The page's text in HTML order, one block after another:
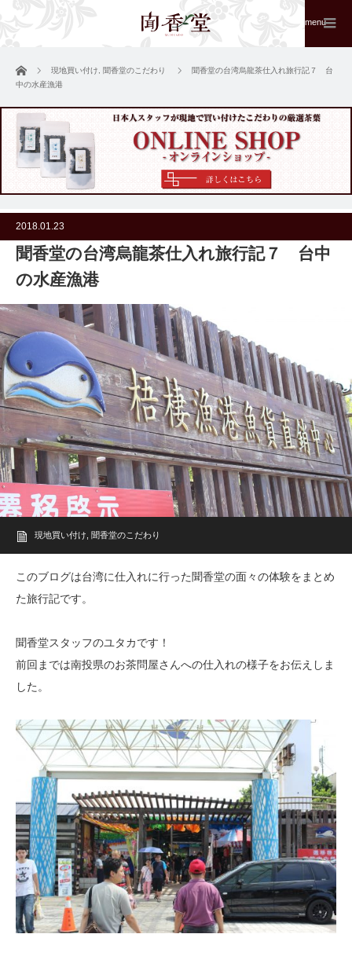
menu
ホーム 現地買い付け 聞香堂のこだわり
聞香堂の台湾烏龍茶仕入れ旅行記７ 台
中の水産漁港
2018.01.23
聞香堂の台湾烏龍茶仕入れ旅行記７ 台中
の水産漁港
現地買い付け, 聞香堂のこだわり
このブログは台湾に仕入れに行った聞香堂の面々の体験をまとめ
た旅行記です。
聞香堂スタッフのユタカです！
前回までは南投県のお茶問屋さんへの仕入れの様子をお伝えしま
した。